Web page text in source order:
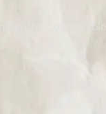
The Comfortable